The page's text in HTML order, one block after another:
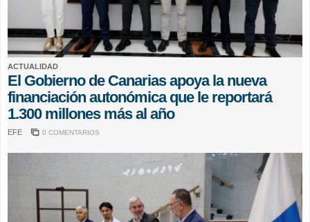
ACTUALIDAD
El Gobierno de Canarias apoya la nueva
financiación autonómica que le reportará
1.300 millones más al año
EFE 0 COMENTARIOS